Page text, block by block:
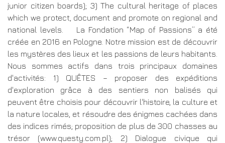
junior citizen boards); 3) The cultural heritage of places
which we protect, document and promote on regional and
national levels. La Fondation “Map of Passions” a été
créée en 2016 en Pologne. Notre mission est de découvrir
les mystères des lieux et les passions de leurs habitants.
Nous sommes actifs dans trois principaux domaines
d'activités: 1) QUÊTES – proposer des expéditions
d'exploration grâce à des sentiers non balisés qui
peuvent être choisis pour découvrir l'histoire, la culture et
la nature locales, et résoudre des énigmes cachées dans
des indices rimés; proposition de plus de 300 chasses au
trésor (www.questy.com.pl); 2) Dialogue civique qui